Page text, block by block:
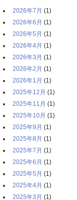
2026年7月 (1)
2026年6月 (1)
2026年5月 (1)
2026年4月 (1)
2026年3月 (1)
2026年2月 (1)
2026年1月 (1)
2025年12月 (1)
2025年11月 (1)
2025年10月 (1)
2025年9月 (1)
2025年8月 (1)
2025年7月 (1)
2025年6月 (1)
2025年5月 (1)
2025年4月 (1)
2025年3月 (1)